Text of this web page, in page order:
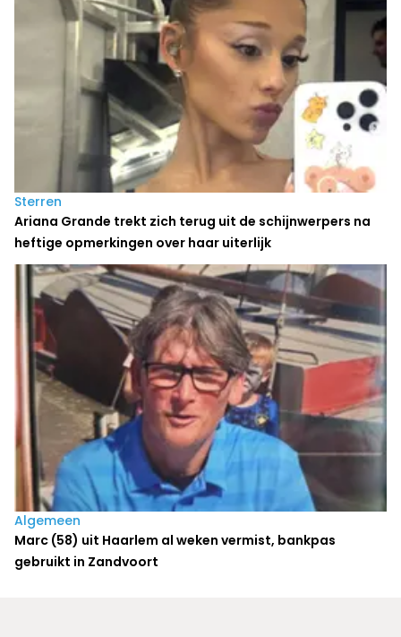
Sterren
Ariana Grande trekt zich terug uit de schijnwerpers na
heftige opmerkingen over haar uiterlijk
Algemeen
Marc (58) uit Haarlem al weken vermist, bankpas
gebruikt in Zandvoort